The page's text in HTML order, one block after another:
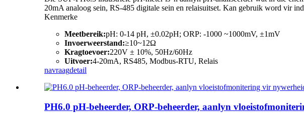
20mA analoog sein, RS-485 digitale sein en relaisuitset. Kan gebruik word vir
Kenmerke
Meetbereik:pH: 0-14 pH, ±0.02pH; ORP: -1000 ~1000mV, ±1mV
Invoerweerstand:≥10~12Ω
Kragtoevoer:220V ± 10%, 50Hz/60Hz
Uitvoer:4-20mA, RS485, Modbus-RTU, Relais
navraagdetail
PH6.0 pH-beheerder, ORP-beheerder, aanlyn